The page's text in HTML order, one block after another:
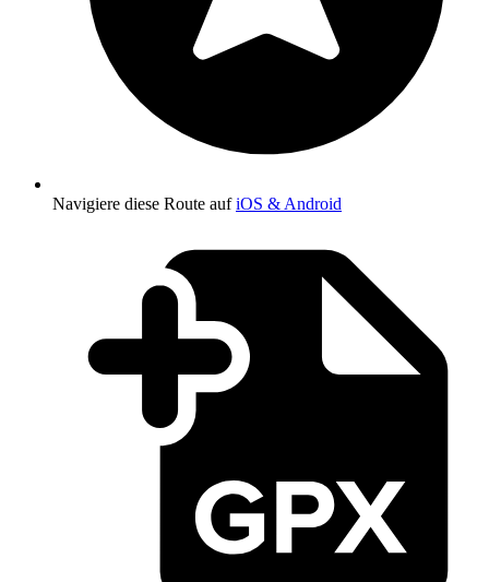
Navigiere diese Route aufiOS & Android